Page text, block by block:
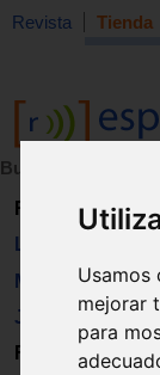
Usamos
mejorar
para
Revista Tienda
Buscar:
Revista
Libros
Material
Juguetes
Formación